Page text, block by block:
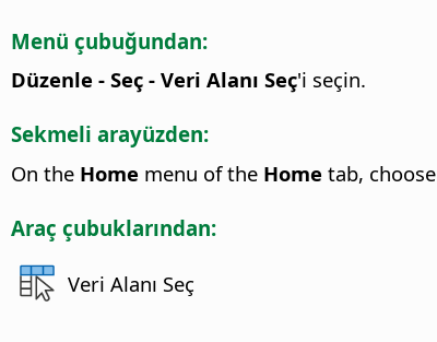
Menü çubuğundan:
Düzenle - Seç - Veri Alanı Seç'i seçin.
Sekmeli arayüzden:
On the Home menu of the Home tab, choose
Araç çubuklarından:
Veri Alanı Seç